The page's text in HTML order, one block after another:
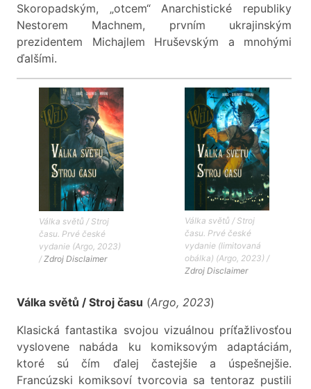
Skoropadským, „otcem“ Anarchistické republiky
Nestorem Machnem, prvním ukrajinským
prezidentem Michajlem Hruševským a mnohými
ďalšími.
Válka světů / Stroj
času. Prvé české
vydanie (Argo, 2023)
/Zdroj Disclaimer
Válka světů / Stroj
času. Prvé české
vydanie (limitovaná
obálka) (Argo, 2023) /
Zdroj Disclaimer
Válka světů / Stroj času (Argo, 2023)
Klasická fantastika svojou vizuálnou príťažlivosťou
vyslovene nabáda ku komiksovým adaptáciám,
ktoré sú čím ďalej častejšie a úspešnejšie.
Francúzski komiksoví tvorcovia sa tentoraz pustili